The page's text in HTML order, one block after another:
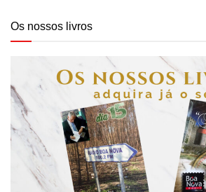
Os nossos livros